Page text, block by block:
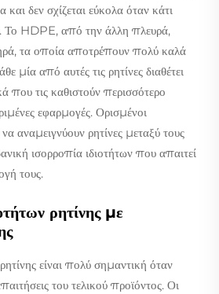
δεν σχίζεται εύκολα όταν κάτι
Το HDPE, από την άλλη πλευρά,
τα οποία αποτρέπουν πολύ καλά
μία από αυτές τις ρητίνες διαθέτει
που τις καθιστούν περισσότερο
εφαρμογές. Ορισμένοι
αναμειγνύουν ρητίνες μεταξύ τους
ισορροπία ιδιοτήτων που απαιτεί
τους.
ρητίνης με
είναι πολύ σημαντική όταν
του τελικού προϊόντος. Οι